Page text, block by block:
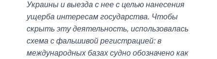
Украины и выезда с нее с целью нанесения
ущерба интересам государства. Чтобы
скрыть эту деятельность, использовалась
схема с фальшивой регистрацией: в
международных базах судно обозначено как